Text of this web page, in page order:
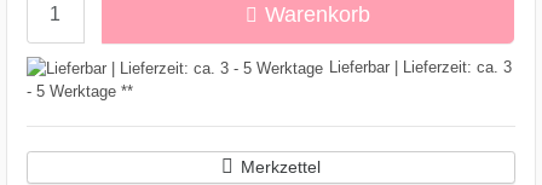
Warenkorb
Lieferbar | Lieferzeit: ca. 3
- 5 Werktage **
Merkzettel